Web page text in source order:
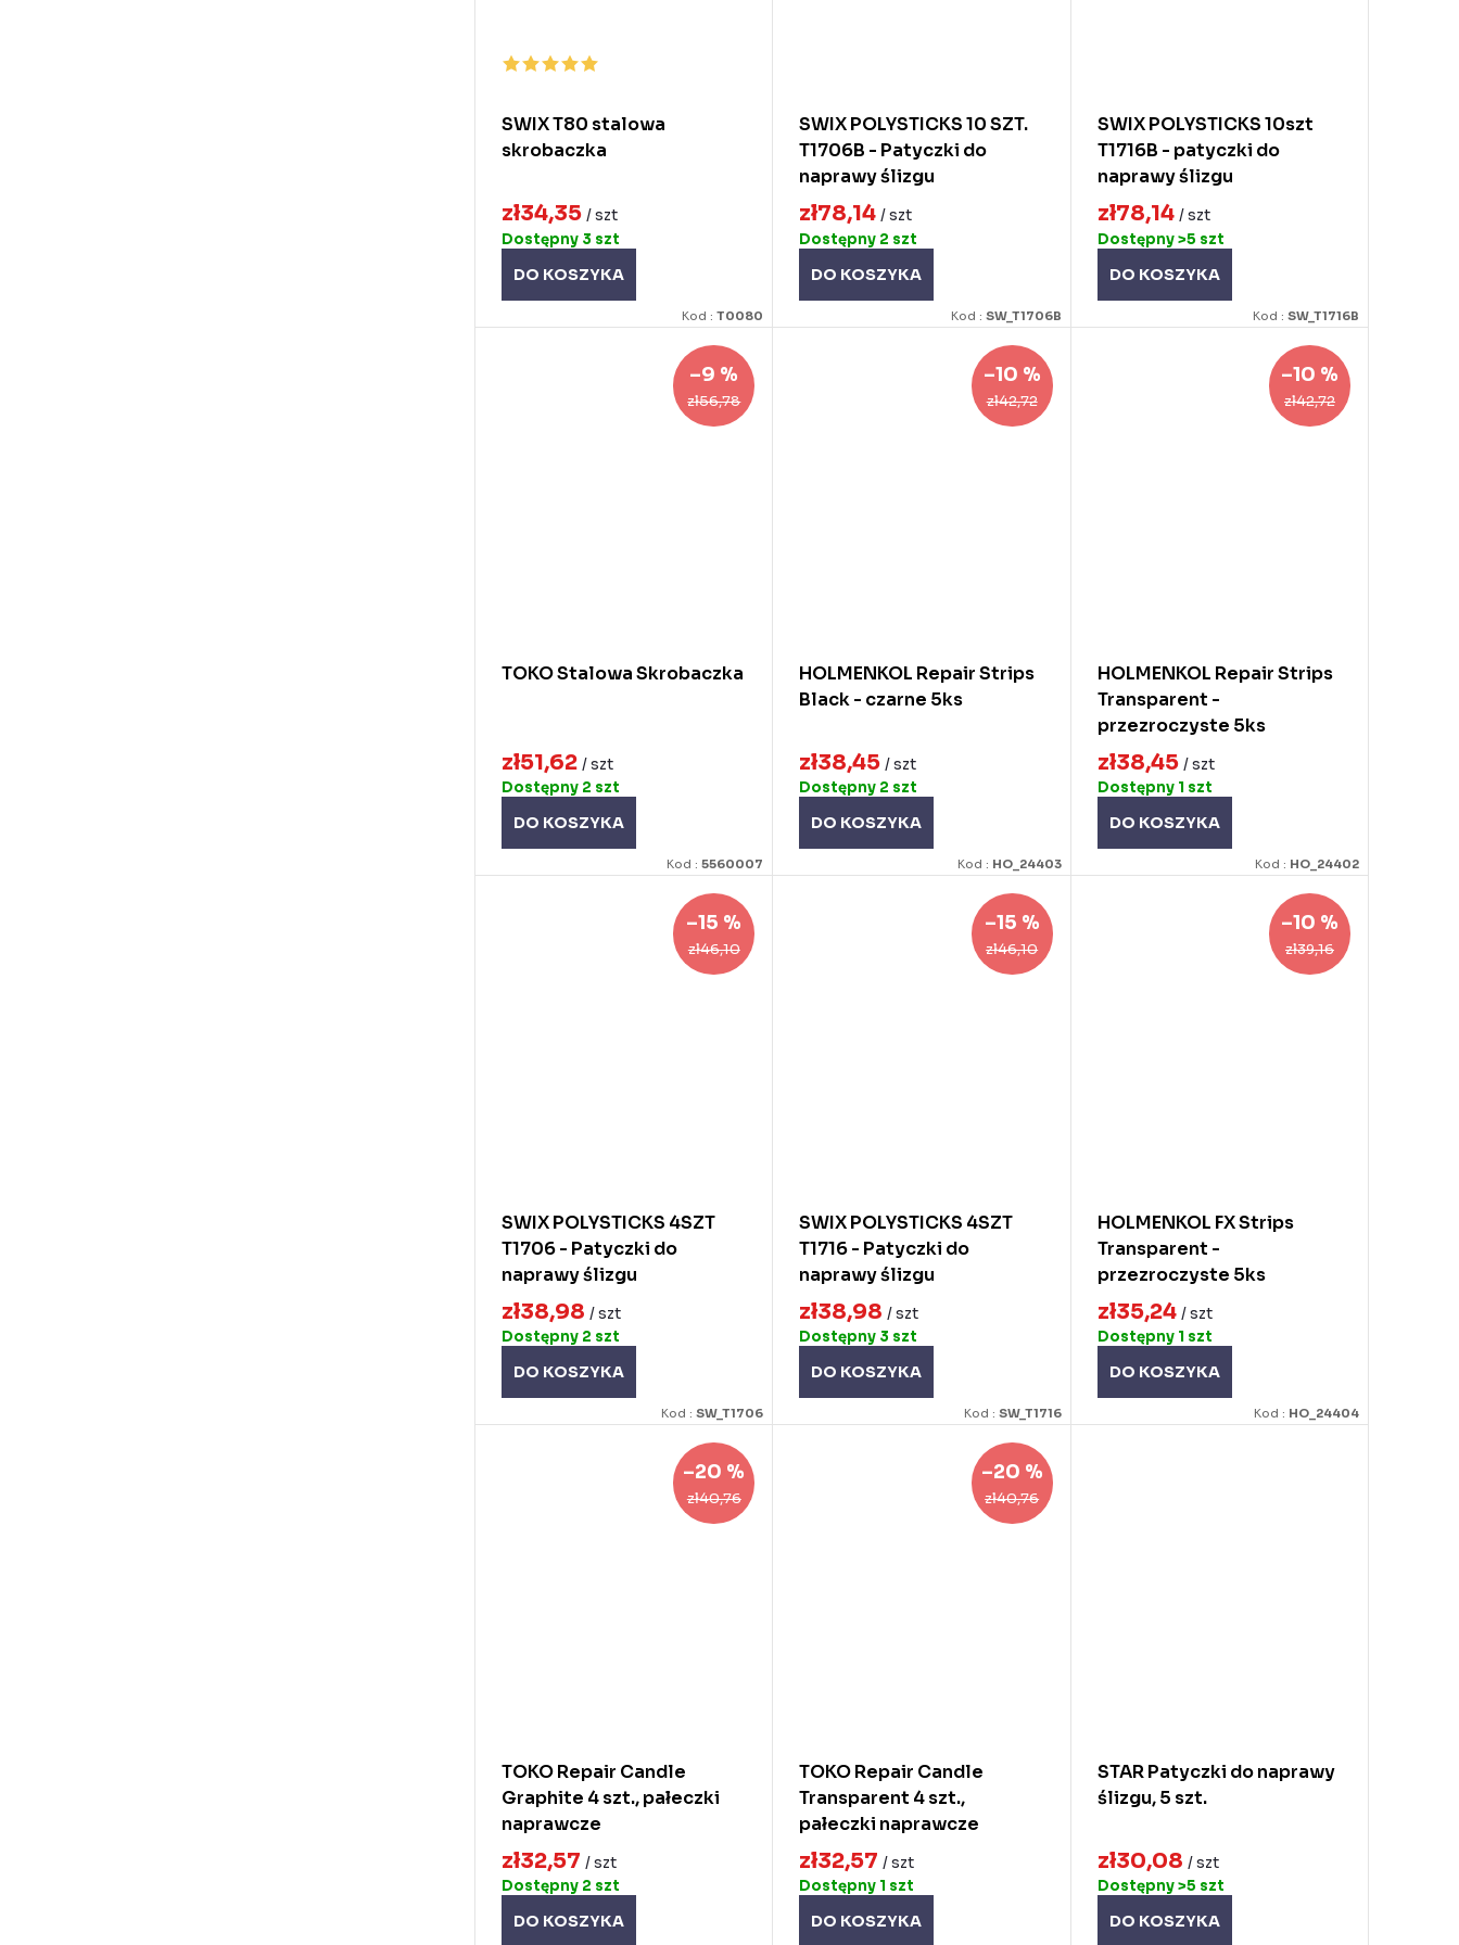
SWIX T80 stalowa
skrobaczka
zł34,35 / szt
Dostępny 3 szt
DO KOSZYKA
Kod :T0080
SWIX POLYSTICKS 10 SZT.
T1706B - Patyczki do
naprawy ślizgu
zł78,14/ szt
Dostępny 2 szt
DO KOSZYKA
Kod : SW_T1706B
SWIX POLYSTICKS 10szt
T1716B - patyczki do
naprawy ślizgu
zł78,14 / szt
Dostępny>5 szt
DO KOSZYKA
Kod : SW_T1716B
zł56,78
–9 %
TOKO Stalowa Skrobaczka
zł51,62 / szt
Dostępny 2 szt
DO KOSZYKA
Kod :5560007
zł42,72
–10 %
HOLMENKOL Repair Strips
Black - czarne 5ks
zł38,45/ szt
Dostępny 2 szt
DO KOSZYKA
Kod : HO_24403
zł42,72
–10 %
HOLMENKOL Repair Strips
Transparent -
przezroczyste 5ks
zł38,45 / szt
Dostępny 1 szt
DO KOSZYKA
Kod : HO_24402
zł46,10
–15 %
SWIX POLYSTICKS 4SZT
T1706 - Patyczki do
naprawy ślizgu
zł38,98 / szt
Dostępny 2 szt
DO KOSZYKA
Kod :SW_T1706
zł46,10
–15 %
SWIX POLYSTICKS 4SZT
T1716 - Patyczki do
naprawy ślizgu
zł38,98/ szt
Dostępny 3 szt
DO KOSZYKA
Kod : SW_T1716
zł39,16
–10 %
HOLMENKOL FX Strips
Transparent -
przezroczyste 5ks
zł35,24 / szt
Dostępny 1 szt
DO KOSZYKA
Kod : HO_24404
zł40,76
–20 %
TOKO Repair Candle
Graphite 4 szt., pałeczki
naprawcze
zł32,57 / szt
Dostępny 2 szt
DO KOSZYKA
zł40,76
–20 %
TOKO Repair Candle
Transparent 4 szt.,
pałeczki naprawcze
zł32,57/ szt
Dostępny 1 szt
DO KOSZYKA
STAR Patyczki do naprawy
ślizgu, 5 szt.
zł30,08 / szt
Dostępny>5 szt
DO KOSZYKA